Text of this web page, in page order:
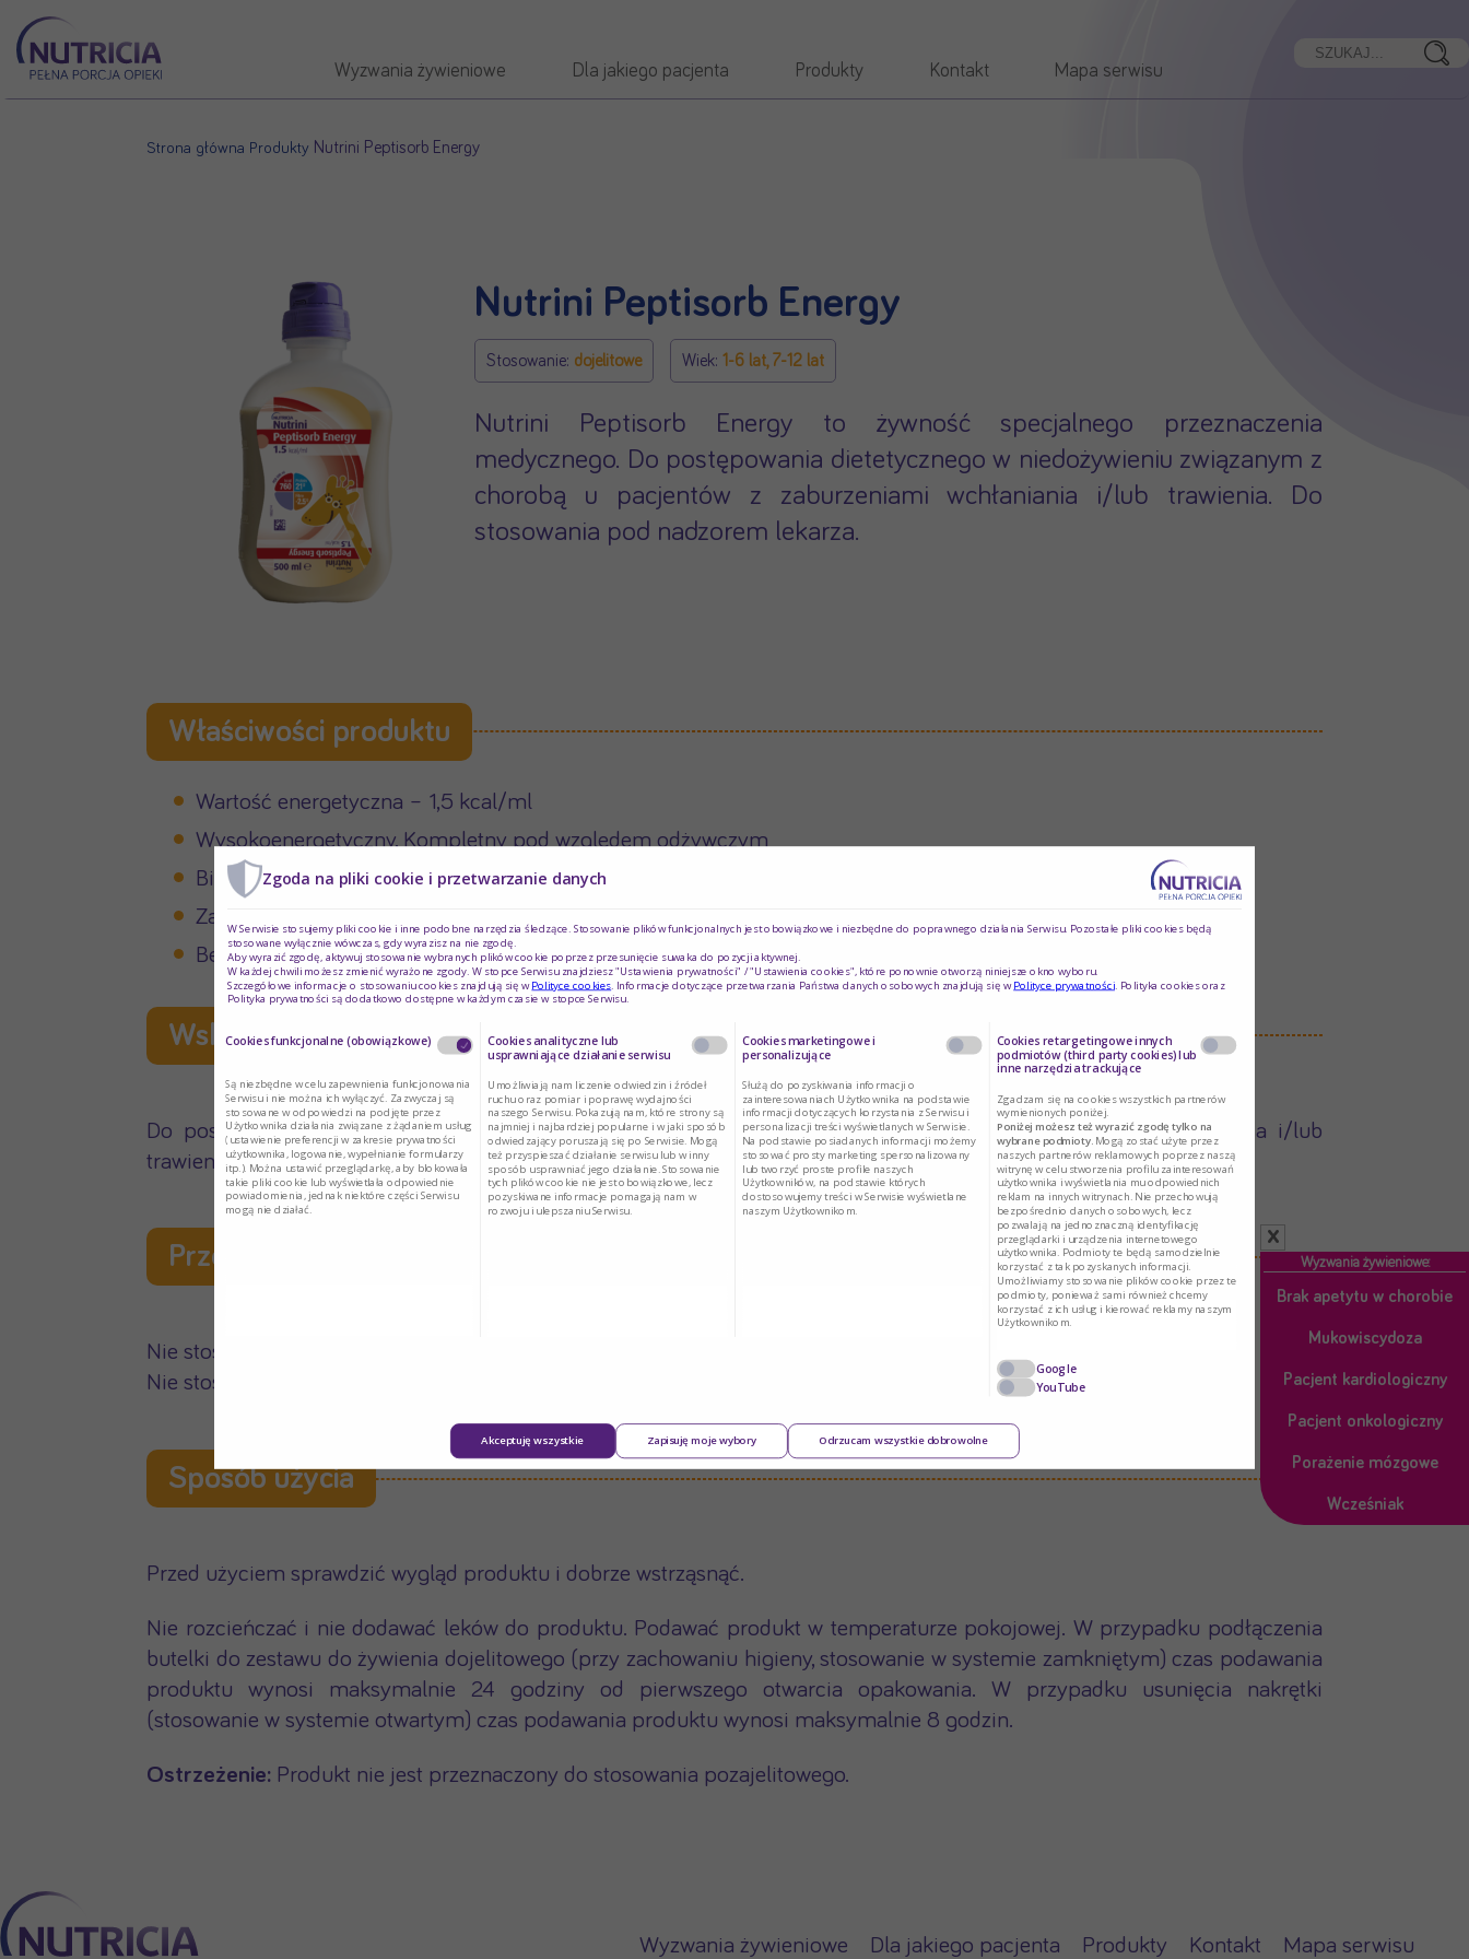
Wyzwania żywieniowe Dla jakiego pacjenta Produkty Kontakt Mapa serwisu
Strona główna Produkty Nutrini Peptisorb Energy
Nutrini Peptisorb Energy
Stosowanie: dojelitowe Wiek: 1-6 lat, 7-12 lat
Nutrini Peptisorb Energy to żywność specjalnego przeznaczenia
medycznego. Do postępowania dietetycznego w niedożywieniu związanym z
chorobą u pacjentów z zaburzeniami wchłaniania i/lub trawienia. Do
stosowania pod nadzorem lekarza.
Właściwości produktu
Wartość energetyczna – 1,5 kcal/ml
Wysokoenergetyczny, Kompletny pod względem odżywczym
Białko na bazie serwatki o wysokim stopniu hydrolizy
Zawiera błonnik (< 0,50 g/100 ml)
Bezglutenowy
Wskazania
Do postępowania dietetycznego w niedożywieniu związanym z chorobą u pacjentów z zaburzeniami wchłaniania i/lub
trawienia. Przeznaczony dla dzieci powyżej 1. roku życia.
Przeciwwskazania
Nie stosować u niemowląt. Nie stosować u pacjentów z galaktozemią.
Nie stosować u pacjentów wymagających diety bezresztkowej.
Sposób użycia
Przed użyciem sprawdzić wygląd produktu i dobrze wstrząsnąć.
Nie rozcieńczać i nie dodawać leków do produktu. Podawać produkt w temperaturze pokojowej. W przypadku podłączenia
butelki do zestawu do żywienia dojelitowego (przy zachowaniu higieny, stosowanie w systemie zamkniętym) czas podawania
produktu wynosi maksymalnie 24 godziny od pierwszego otwarcia opakowania. W przypadku usunięcia nakrętki
(stosowanie w systemie otwartym) czas podawania produktu wynosi maksymalnie 8 godzin.
Ostrzeżenie: Produkt nie jest przeznaczony do stosowania pozajelitowego.
Wyzwania żywieniowe Dla jakiego pacjenta Produkty Kontakt Mapa serwisu
x
Wyzwania żywieniowe:
Brak apetytu w chorobie
Mukowiscydoza
Pacjent kardiologiczny
Pacjent onkologiczny
Porażenie mózgowe
Wcześniak
Zgoda na pliki cookie i przetwarzanie danych
W Serwisie stosujemy pliki cookie i inne podobne narzędzia śledzące. Stosowanie plików funkcjonalnych jest obowiązkowe i niezbędne do poprawnego działania Serwisu. Pozostałe pliki cookies będą
stosowane wyłącznie wówczas, gdy wyrazisz na nie zgodę.
Aby wyrazić zgodę, aktywuj stosowanie wybranych plików cookie poprzez przesunięcie suwaka do pozycji aktywnej.
W każdej chwili możesz zmienić wyrażone zgody. W stopce Serwisu znajdziesz "Ustawienia prywatności" / "Ustawienia cookies", które ponownie otworzą niniejsze okno wyboru.
Szczegółowe informacje o stosowaniu cookies znajdują się wPolityce cookies . Informacje dotyczące przetwarzania Państwa danych osobowych znajdują się wPolityce prywatności . Polityka cookies oraz
Polityka prywatności są dodatkowo dostępne w każdym czasie w stopce Serwisu.
Cookies funkcjonalne (obowiązkowe)
Są niezbędne w celu zapewnienia funkcjonowania
Serwisu i nie można ich wyłączyć. Zazwyczaj są
stosowane w odpowiedzi na podjęte przez
Użytkownika działania związane z żądaniem usług
(ustawienie preferencji w zakresie prywatności
użytkownika, logowanie, wypełnianie formularzy
itp.). Można ustawić przeglądarkę, aby blokowała
takie pliki cookie lub wyświetlała odpowiednie
powiadomienia, jednak niektóre części Serwisu
mogą nie działać.
Cookies analityczne lub
usprawniające działanie serwisu
Umożliwiają nam liczenie odwiedzin i źródeł
ruchu oraz pomiar i poprawę wydajności
naszego Serwisu. Pokazują nam, które strony są
najmniej i najbardziej popularne i w jaki sposób
odwiedzający poruszają się po Serwisie. Mogą
też przyspieszać działanie serwisu lub w inny
sposób usprawniać jego działanie. Stosowanie
tych plików cookie nie jest obowiązkowe, lecz
pozyskiwane informacje pomagają nam w
rozwoju i ulepszaniu Serwisu.
Cookies marketingowe i
personalizujące
Służą do pozyskiwania informacji o
zainteresowaniach Użytkownika na podstawie
informacji dotyczących korzystania z Serwisu i
personalizacji treści wyświetlanych w Serwisie.
Na podstawie posiadanych informacji możemy
stosować prosty marketing spersonalizowany
lub tworzyć proste profile naszych
Użytkowników, na podstawie których
dostosowujemy treści w Serwisie wyświetlane
naszym Użytkownikom.
Cookies retargetingowe innych
podmiotów (third party cookies) lub
inne narzędzia trackujące
Zgadzam się na cookies wszystkich partnerów
wymienionych poniżej.
Poniżej możesz też wyrazić zgodę tylko na
wybrane podmioty. Mogą zostać użyte przez
naszych partnerów reklamowych poprzez naszą
witrynę w celu stworzenia profilu zainteresowań
użytkownika i wyświetlania mu odpowiednich
reklam na innych witrynach. Nie przechowują
bezpośrednio danych osobowych, lecz
pozwalają na jednoznaczną identyfikację
przeglądarki i urządzenia internetowego
użytkownika. Podmioty te będą samodzielnie
korzystać z tak pozyskanych informacji.
Umożliwiamy stosowanie plików cookie przez te
podmioty, ponieważ sami również chcemy
korzystać z ich usług i kierować reklamy naszym
Użytkownikom.
Google
YouTube
Akceptuję wszystkie Zapisuję moje wybory Odrzucam wszystkie dobrowolne